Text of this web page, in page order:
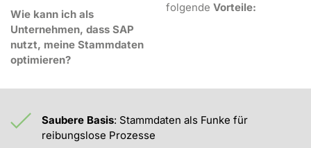
Wie kann ich als
Unternehmen, dass SAP
nutzt, meine Stammdaten
optimieren?
folgende Vorteile:
Saubere Basis: Stammdaten als Funke für
reibungslose Prozesse